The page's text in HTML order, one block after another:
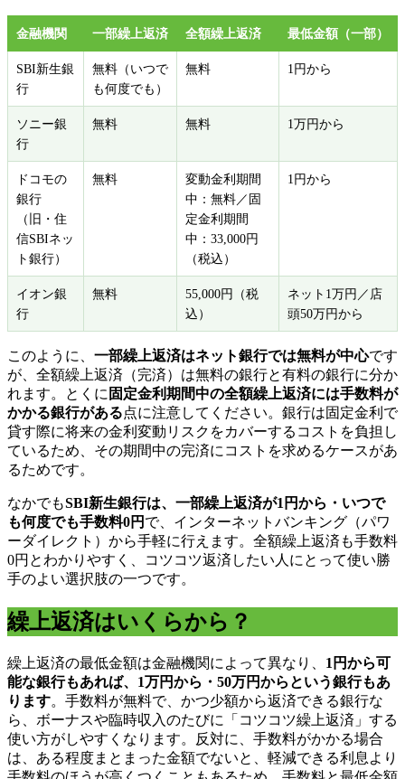
金融機関 一部繰上返済 全額繰上返済 最低金額（一部）
SBI新生銀
行
無料（いつで
も何度でも）
無料 1円から
ソニー銀
行
無料 無料 1万円から
ドコモの
銀行
（旧・住
信SBIネッ
ト銀行）
無料
変動金利期間
中：無料／固
定金利期間
中：33,000円
（税込）
1円から
イオン銀
行
無料
55,000円（税
込）
ネット1万円／店
頭50万円から
このように、 一部繰上返済はネット銀行では無料が中心です
が、全額繰上返済（完済）は無料の銀行と有料の銀行に分か
れます。とくに 固定金利期間中の全額繰上返済には手数料が
かかる銀行がある点に注意してください。銀行は固定金利で
貸す際に将来の金利変動リスクをカバーするコストを負担し
ているため、その期間中の完済にコストを求めるケースがあ
るためです。
なかでもSBI新生銀行は、一部繰上返済が1円から・いつで
も何度でも手数料0円 で、インターネットバンキング（パワ
ーダイレクト）から手軽に行えます。全額繰上返済も手数料
0円とわかりやすく、コツコツ返済したい人にとって使い勝
手のよい選択肢の一つです。
繰上返済はいくらから？
繰上返済の最低金額は金融機関によって異なり、 1円から可
能な銀行もあれば、1万円から・50万円からという銀行もあ
ります。手数料が無料で、かつ少額から返済できる銀行な
ら、ボーナスや臨時収入のたびに「コツコツ繰上返済」する
使い方がしやすくなります。反対に、手数料がかかる場合
は、ある程度まとまった金額でないと、軽減できる利息より